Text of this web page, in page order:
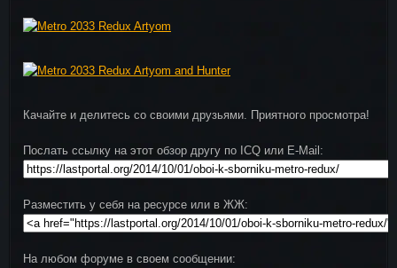
Качайте и делитесь со своими друзьями. Приятного просмотра!
Послать ссылку на этот обзор другу по ICQ или E-Mail:
Разместить у себя на ресурсе или в ЖЖ:
На любом форуме в своем сообщении: